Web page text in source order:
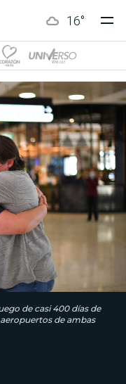
16°
de casi 400 días de
de ambas